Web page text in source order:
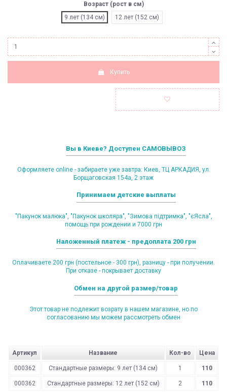
Возраст (рост в см)
9 лет (134 см)
12 лет (152 см)
Купить
Вы в Киеве? Доступен САМОВЫВОЗ
Оформляете online - забираете уже завтра: Киев, ТЦ АРКАДИЯ, ул.
Борщаговская 154а, 2 этаж
Принимаем детские выплаты
"Пакунок малюка", "Пакунок школяра", "Зимова підтримка", "єЯсла",
помощь при рождении и 7000 грн
Наложенный платеж - предоплата 200 грн
Оплачиваете 200 грн (постельное - 300 грн), разницу - при получении.
При отказе - покрывает доставку
Обмен на другой размер/товар
Этот товар не подлежит возрату в нашем магазине, но по
согласованию мы можем рассмотреть обмен
Артикул Название Кол-во Цена
000362 Стандартные размеры: 9 лет (134 см) 1 110
000362 Стандартные размеры: 12 лет (152 см) 2 110